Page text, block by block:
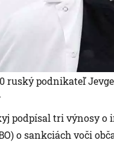
ruský podnikateľ
podpísal tri výnosy o
o sankciách voči